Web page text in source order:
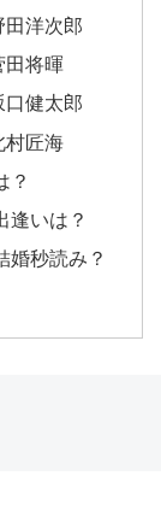
田洋次郎
田将暉
口健太郎
村匠海
？
逢いは？
婚秒読み？